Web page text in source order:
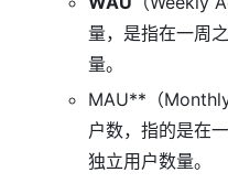
量，是指在一周
量。
MAU**（
户数，指的是在
独立用户数量。